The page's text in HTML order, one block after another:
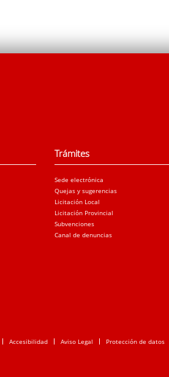
Trámites
Sede electrónica
Quejas y sugerencias
Licitación Local
Licitación Provincial
Subvenciones
Canal de denuncias
Accesibilidad Aviso Legal Protección de datos